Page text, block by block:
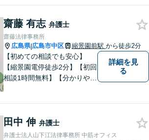
重視しています。また、弊事
務所は迅速な対応・回答を最
優先にしています。
齋藤 有志 弁護士
齋藤法律事務所
広島県|広島市中区 縮景園前駅 から徒歩2分
【初めての相談でも安心】
【縮景園電停徒歩2分】【初回
相談1時間無料】【分かりやす
え、納得の解決を目指しま
す。
詳細を見
る
田中 伸 弁護士
弁護士法人山下江法律事務所 中筋オフィス